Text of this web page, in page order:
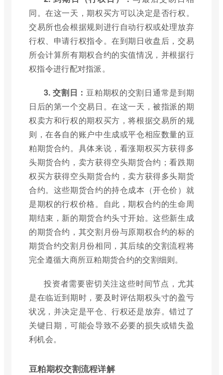
同。在这一天，期权买方可以决定是否行权。
交易所也会根据规则进行自动行权或处理放弃
行权、申请行权指令。在到期日收盘后，交易
所会计算所有期权合约的实值情况，并根据行
权指令进行配对指派。
3. 交割日： 豆粕期权的交割日通常是到期
日后的第一个交易日。在这一天，被指派的期
权卖方和行权的期权买方，将根据交易所的规
则，在各自的账户中生成或平仓相应数量的豆
粕期货合约。具体来说，看涨期权买方获得多
头期货合约，卖方获得空头期货合约；看跌期
权买方获得空头期货合约，卖方获得多头期货
合约。这些期货合约的持仓成本（开仓价）就
是期权的行权价格。自此，期权合约的生命周
期结束，新的期货合约头寸开始。这些新生成
的期货合约，其交割月份与原期权合约的标的
期货合约交割月份相同，其后续的交割流程将
完全遵循大商所豆粕期货合约的交割细则。
投资者需要密切关注这些时间节点，尤其
是在临近到期时，要及时评估期权头寸的盈亏
状况，并决定是平仓、行权还是放弃。错过了
关键日期，可能会导致不必要的损失或错失盈
利机会。
豆粕期权交割流程详解